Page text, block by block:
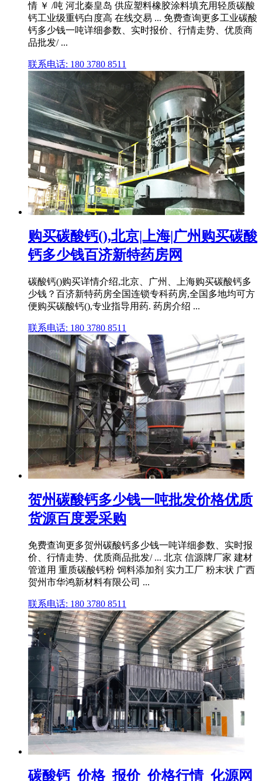
情 ￥ /吨 河北秦皇岛 供应塑料橡胶涂料填充用轻质碳酸
钙工业级重钙白度高 在线交易 ... 免费查询更多工业碳酸
钙多少钱一吨详细参数、实时报价、行情走势、优质商
品批发/ ...
联系电话: 180 3780 8511
购买碳酸钙(),北京|上海|广州购买碳酸
钙多少钱百济新特药房网
碳酸钙()购买详情介绍,北京、广州、上海购买碳酸钙多
少钱？百济新特药房全国连锁专科药房,全国多地均可方
便购买碳酸钙(),专业指导用药. 药房介绍 ...
联系电话: 180 3780 8511
贺州碳酸钙多少钱一吨批发价格优质
货源百度爱采购
免费查询更多贺州碳酸钙多少钱一吨详细参数、实时报
价、行情走势、优质商品批发/ ... 北京 信源牌厂家 建材
管道用 重质碳酸钙粉 饲料添加剂 实力工厂 粉末状 广西
贺州市华鸿新材料有限公司 ...
联系电话: 180 3780 8511
碳酸钙_价格_报价_价格行情_化源网